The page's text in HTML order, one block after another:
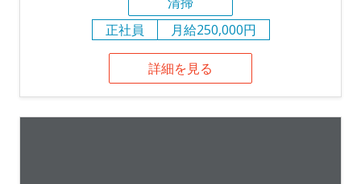
正社員
月給250,000円
詳細を見る